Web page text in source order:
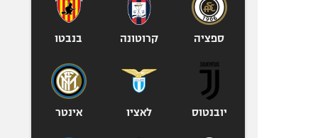
כדורעף
אגרוף
ספורט אולימפי
ספציה קרוטונה בנבטו
יובנטוס לאציו אינטר